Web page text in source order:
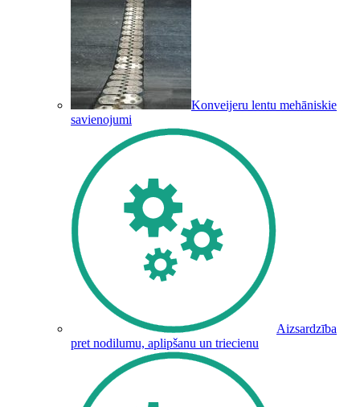
Konveijeru lentu mehāniskie
savienojumi
Aizsardzība
pret nodilumu, aplipšanu un triecienu